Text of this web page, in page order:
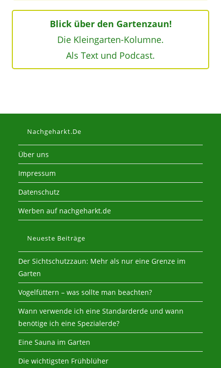
Blick über den Gartenzaun!
Die Kleingarten-Kolumne.
Als Text und Podcast.
Nachgeharkt.de
Über uns
Impressum
Datenschutz
Werben auf nachgeharkt.de
Neueste Beiträge
Der Sichtschutzzaun: Mehr als nur eine Grenze im
Garten
Vogelfüttern – was sollte man beachten?
Wann verwende ich eine Standarderde und wann
benötige ich eine Spezialerde?
Eine Sauna im Garten
Die wichtigsten Frühblüher